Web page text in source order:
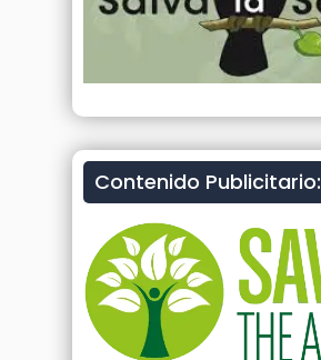
Contenido Publicitario: